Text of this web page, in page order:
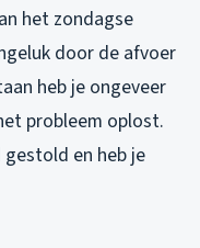
het zondagse
door de afvoer
heb je ongeveer
probleem oplost.
en heb je